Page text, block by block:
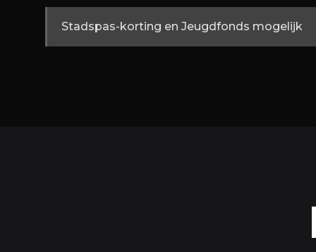
Stadspas-korting en Jeugdfonds mogelijk